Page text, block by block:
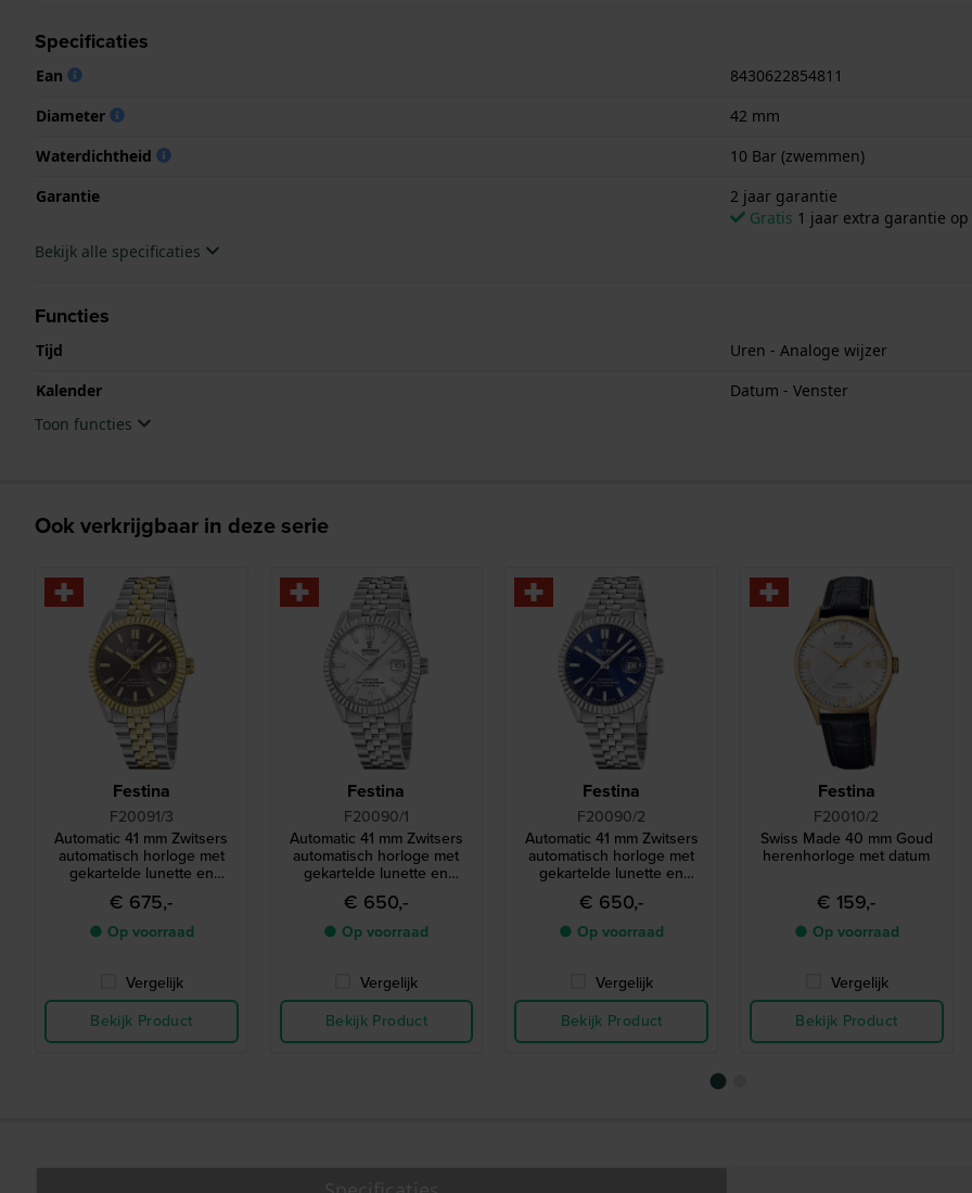
Specificaties
Ean
8430622854811
Diameter
42 mm
Waterdichtheid
10 Bar (zwemmen)
Garantie
2 jaar garantie
Gratis 1 jaar extra garantie
Bekijk alle specificaties
Functies
Tijd
Uren - Analoge wijzer
Kalender
Datum - Venster
Toon functies
Ook verkrijgbaar in deze serie
Festina
F20091/3
Automatic 41 mm Zwitsers
automatisch horloge met
gekartelde lunette en
datum-vergrootglas
€ 675,-
● Op voorraad
Vergelijk
Bekijk Product
Festina
F20090/1
Automatic 41 mm Zwitsers
automatisch horloge met
gekartelde lunette en
datum-vergrootglas
€ 650,-
● Op voorraad
Vergelijk
Bekijk Product
Festina
F20090/2
Automatic 41 mm Zwitsers
automatisch horloge met
gekartelde lunette en
datum-vergrootglas
€ 650,-
● Op voorraad
Vergelijk
Bekijk Product
Festina
F20010/2
Swiss Made 40 mm Goud
herenhorloge met datum
€ 159,-
● Op voorraad
Vergelijk
Bekijk Product